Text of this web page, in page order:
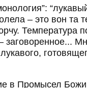
– это вон та
Температура
заговоренное...
в Промысел